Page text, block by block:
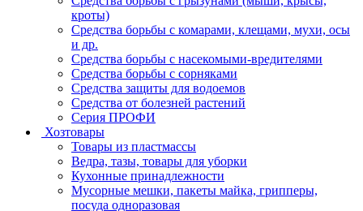
кроты)
Средства борьбы с комарами, клещами, мухи, осы
и др.
Средства борьбы с насекомыми-вредителями
Средства борьбы с сорняками
Средства защиты для водоемов
Средства от болезней растений
Серия ПРОФИ
Хозтовары
Товары из пластмассы
Ведра, тазы, товары для уборки
Кухонные принадлежности
Мусорные мешки, пакеты майка, грипперы,
посуда одноразовая